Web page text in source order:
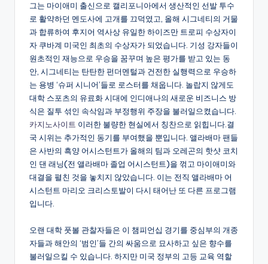
그는 마이애미 출신으로 캘리포니아에서 생산적인 선발 투수
로 활약하던 멘도사에 고개를 끄덕였고, 올해 시그네티의 거물
과 합류하여 후지어 역사상 유일한 하이즈만 트로피 수상자이
자 쿠바계 미국인 최초의 수상자가 되었습니다. 기성 강자들이
원초적인 재능으로 우승을 꿈꾸며 높은 평가를 받고 있는 동
안, 시그네티는 탄탄한 펀더멘털과 건전한 실행력으로 우승하
는 용병 ‘슈퍼 시니어’들로 로스터를 채웁니다. 놀랍지 않게도
대학 스포츠의 유료화 시대에 인디애나의 새로운 비즈니스 방
식은 질투 섞인 속삭임과 부정행위 주장을 불러일으켰습니다.
카지노사이트 이러한 불량한 현실에서 칭찬으로 읽힙니다.결
국 시위는 추가적인 동기를 부여했을 뿐입니다. 앨라배마 팬들
은 사반의 흑양 어시스턴트가 올해의 팀과 오레곤의 핫샷 코치
인 댄 래닝(전 앨라배마 졸업 어시스턴트)을 꺾고 마이애미와
대결을 펼친 것을 놓치지 않았습니다. 이는 전직 앨라배마 어
시스턴트 마리오 크리스토발이 다시 태어난 또 다른 프로그램
입니다.
오랜 대학 풋볼 관찰자들은 이 챔피언십 경기를 중심부의 개종
자들과 해안의 ‘범인’들 간의 싸움으로 묘사하고 싶은 향수를
불러일으킬 수 있습니다. 하지만 미국 정부의 고등 교육 역할